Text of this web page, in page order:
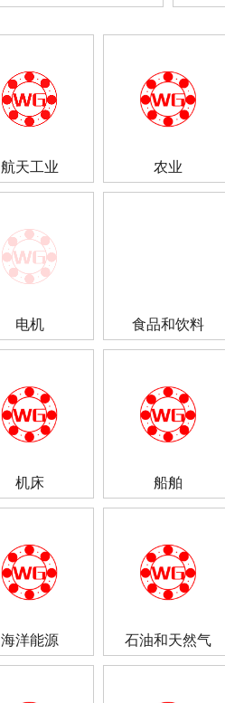
航天工业 农业
电机 食品和饮料
机床 船舶
海洋能源 石油和天然气